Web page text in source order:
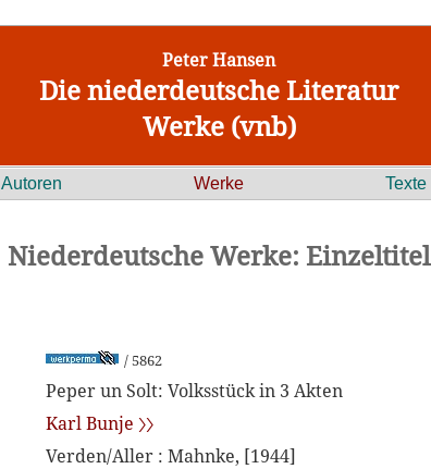
Peter Hansen
Die niederdeutsche Literatur
Werke (vnb)
Autoren Werke Texte
Niederdeutsche Werke: Einzeltitel
/ 5862
Peper un Solt: Volksstück in 3 Akten
Karl Bunje 〉〉
Verden/Aller : Mahnke, [1944]